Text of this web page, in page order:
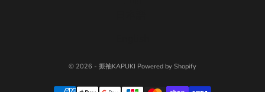
© 2026 - 振袖KAPUKI Powered by Shopify